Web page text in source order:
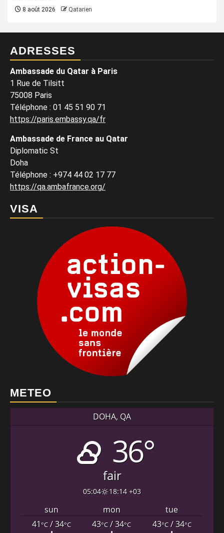
8 août 2026 Qatarien
ADRESSES
Ambassade du Qatar à Paris
1 Rue de Tilsitt
75008 Paris
Téléphone : 01 45 51 90 71
https://paris.embassy.qa/fr
Ambassade de France au Qatar
Diplomatic St
Doha
Téléphone : +974 44 02 17 77
https://qa.ambafrance.org/
VISA
METEO
DOHA, QA
36°
fair
05:04 18:14 +03
sun mon
tue
41°C/ 34°C 43°C/ 34°C 43°C/ 34°C